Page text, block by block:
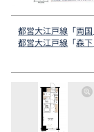
都営大江戸線 「両国
都営大江戸線 「森下